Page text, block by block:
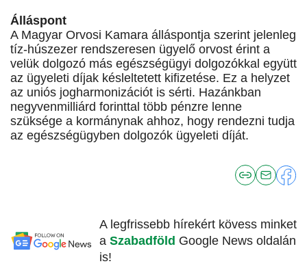
Álláspont
A Magyar Orvosi Kamara álláspontja szerint jelenleg
tíz-húszezer rendszeresen ügyelő orvost érint a
velük dolgozó más egészségügyi dolgozókkal együtt
az ügyeleti díjak késleltetett kifizetése. Ez a helyzet
az uniós jogharmonizációt is sérti. Hazánkban
negyvenmilliárd forinttal több pénzre lenne
szüksége a kormánynak ahhoz, hogy rendezni tudja
az egészségügyben dolgozók ügyeleti díját.
A legfrissebb hírekért kövess minket
a Szabadföld Google News oldalán
is!